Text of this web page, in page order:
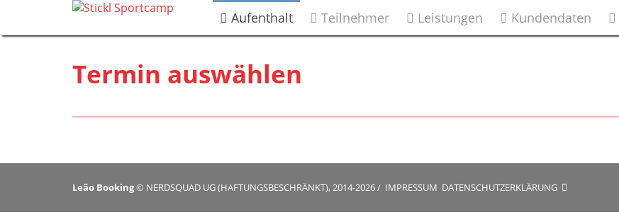
Aufenthalt Teilnehmer Leistungen Kundendaten
Termin auswählen
Leão Booking© NERDSQUAD UG (HAFTUNGSBESCHRÄNKT), 2014-2026/ IMPRESSUM DATENSCHUTZERKLÄRUNG